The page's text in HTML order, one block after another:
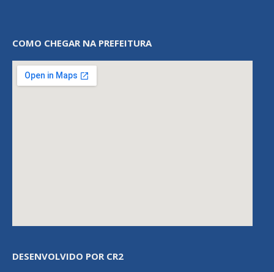
COMO CHEGAR NA PREFEITURA
DESENVOLVIDO POR CR2